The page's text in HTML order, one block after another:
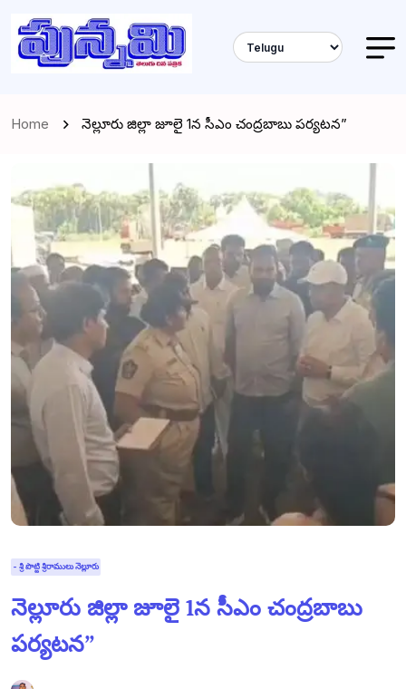
Home నెల్లూరు జిల్లా జూలై 1న సీఎం చంద్రబాబు పర్యటన”
- శ్రీ పొట్టి శ్రీరాములు నెల్లూరు
నెల్లూరు జిల్లా జూలై 1న సీఎం చంద్రబాబు
పర్యటన”